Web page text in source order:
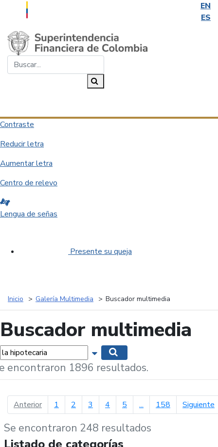
EN
ES
Saltar al contenido principal
Contraste
Reducir letra
Aumentar letra
Centro de relevo
Lengua de señas
Presente su queja
Inicio Galería Multimedia Buscador multimedia
Buscador multimedia
Mostrar opciones de búsqueda
encontraron 1896 resultados.
Anteriorpágina anterior
1 2 3 4 5 ... 158 Siguiente
Se encontraron 248 resultados